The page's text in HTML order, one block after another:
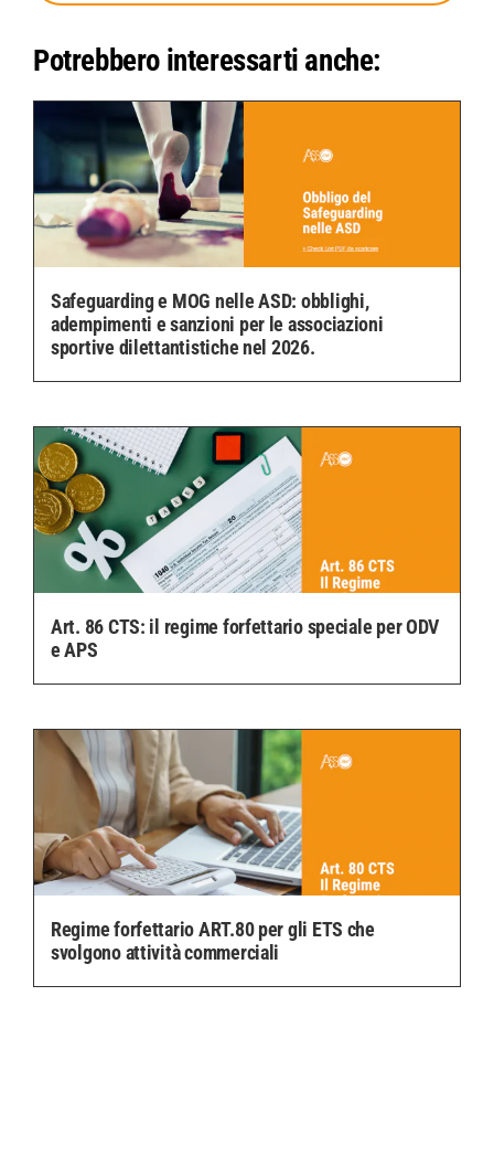
Potrebbero interessarti anche:
Safeguarding e MOG nelle ASD: obblighi,
adempimenti e sanzioni per le associazioni
sportive dilettantistiche nel 2026.
Art. 86 CTS: il regime forfettario speciale per ODV
e APS
Regime forfettario ART.80 per gli ETS che
svolgono attività commerciali